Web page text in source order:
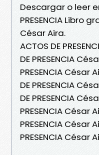
Descargar o leer
PRESENCIA Libro
César Aira.
ACTOS DE
DE PRESENCIA
PRESENCIA César
DE PRESENCIA
DE PRESENCIA
PRESENCIA César
PRESENCIA César
PRESENCIA